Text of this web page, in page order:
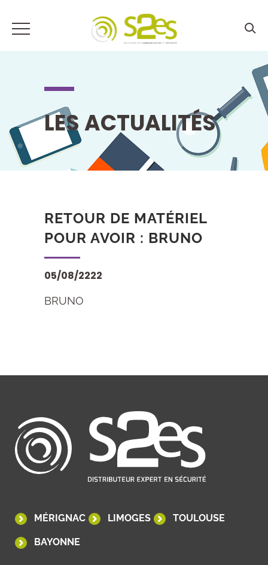
LES ACTUALITÉS
RETOUR DE MATÉRIEL
POUR AVOIR : BRUNO
05/08/2222
BRUNO
MÉRIGNAC LIMOGES TOULOUSE
BAYONNE